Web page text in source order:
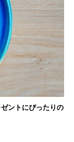
ントにぴったりの